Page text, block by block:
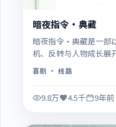
暗夜指令·典藏
暗夜指令·典藏是一部
机、反转与人物成长展
喜剧 · 线路
9.8万 4.5千 9年前